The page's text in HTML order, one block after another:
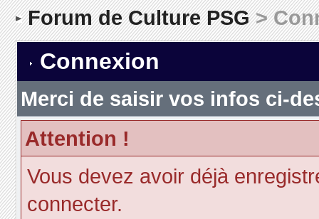
Forum de Culture PSG>
Connexion
Merci de saisir vos infos ci-
Attention !
Vous devez avoir déjà
connecter.